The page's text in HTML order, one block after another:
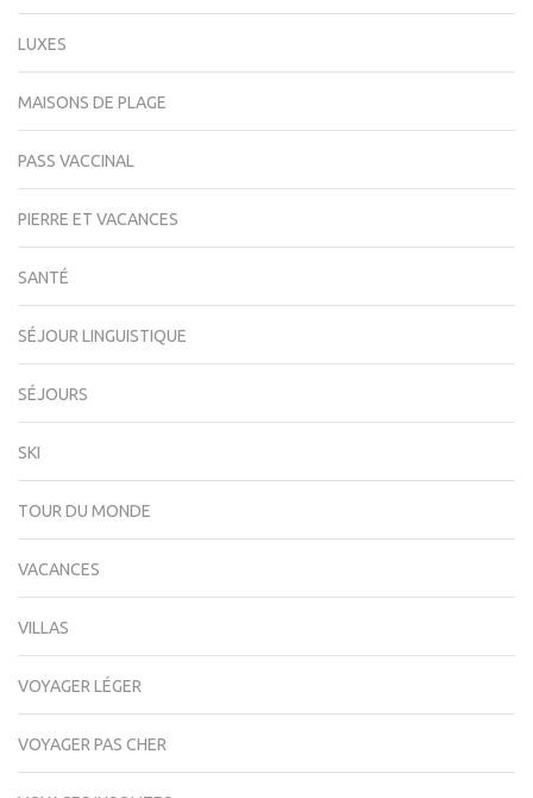
LUXES
MAISONS DE PLAGE
PASS VACCINAL
PIERRE ET VACANCES
SANTÉ
SÉJOUR LINGUISTIQUE
SÉJOURS
SKI
TOUR DU MONDE
VACANCES
VILLAS
VOYAGER LÉGER
VOYAGER PAS CHER